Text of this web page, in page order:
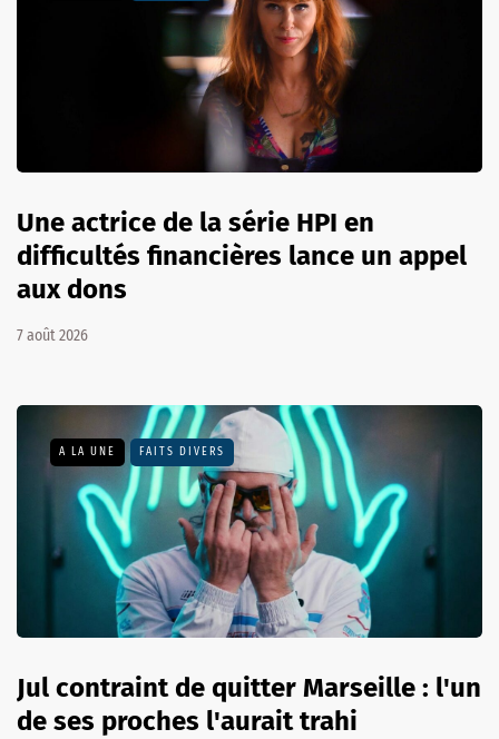
Une actrice de la série HPI en
difficultés financières lance un appel
aux dons
7 août 2026
A LA UNE FAITS DIVERS
Jul contraint de quitter Marseille : l'un
de ses proches l'aurait trahi